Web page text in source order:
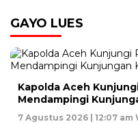
GAYO LUES
Kapolda Aceh
Mendampingi
7 Agustus 2026 | 12:07 am